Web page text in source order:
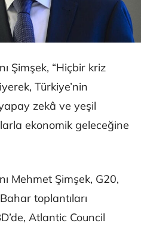
Şimşek, “Hiçbir kriz
Türkiye’nin
zekâ ve yeşil
ekonomik geleceğine
Mehmet Şimşek, G20,
toplantıları
Atlantic Council